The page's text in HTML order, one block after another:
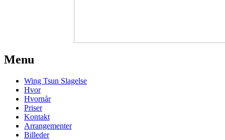
Menu
Wing Tsun Slagelse
Hvor
Hvornår
Priser
Kontakt
Arrangementer
Billeder